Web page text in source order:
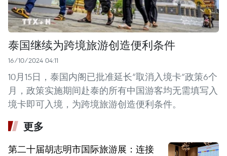
泰国继续为跨境旅游创造便利条件
16/10/2024 04:11
10月15日，泰国内阁已批准延长“取消入境卡”政策6个
月，政策实施期间赴泰的所有中国游客均无需填写入
境卡即可入境，为跨境旅游创造便利条件。
更多
第二十届胡志明市国际旅游展：连接